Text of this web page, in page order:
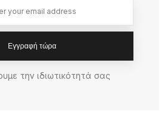
Εγγραφή τώρα
την ιδιωτικότητά σας